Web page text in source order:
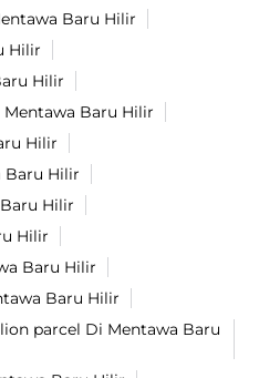
Baru Hilir
Hilir
Hilir
Baru Hilir
Hilir
Baru Hilir
Hilir
Hilir
Baru Hilir
Baru Hilir
parcel Di Mentawa Baru